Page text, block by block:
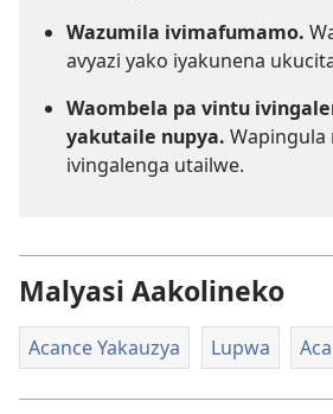
Wazumila ivimafumamo.
avyazi yako iyakunena
Waombela pa vintu
yakutaile nupya. Wapingula
ivingalenga utailwe.
Malyasi Aakolineko
Acance Yakauzya Lupwa